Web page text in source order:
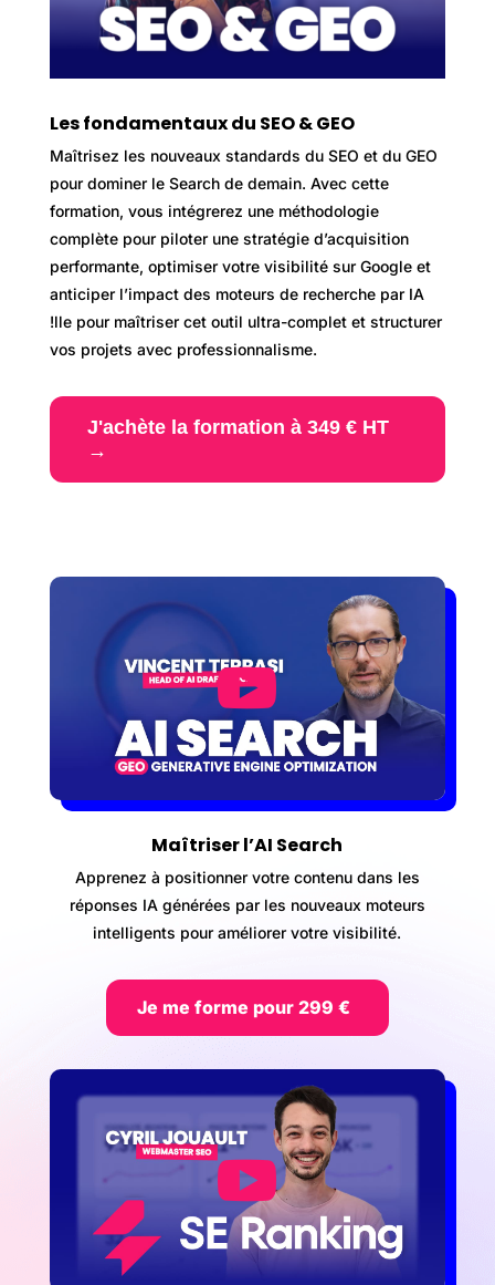
Les fondamentaux du SEO & GEO
Maîtrisez les nouveaux standards du SEO et du GEO
pour dominer le Search de demain. Avec cette
formation, vous intégrerez une méthodologie
complète pour piloter une stratégie d’acquisition
performante, optimiser votre visibilité sur Google et
anticiper l’impact des moteurs de recherche par IA
!lle pour maîtriser cet outil ultra-complet et structurer
vos projets avec professionnalisme.
J'achète la formation à 349 € HT
→
Maîtriser l’AI Search
Apprenez à positionner votre contenu dans les
réponses IA générées par les nouveaux moteurs
intelligents pour améliorer votre visibilité.
Je me forme pour 299 €